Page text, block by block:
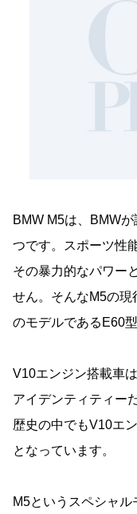
BMW M5は、BMW
つです。スポーツ性
その暴力的なパワー
せん。そんなM5の
のモデルであるE60
V10エンジン搭載車
アイデンティティー
歴史の中でもV10エ
となっています。
M5というスペシャ